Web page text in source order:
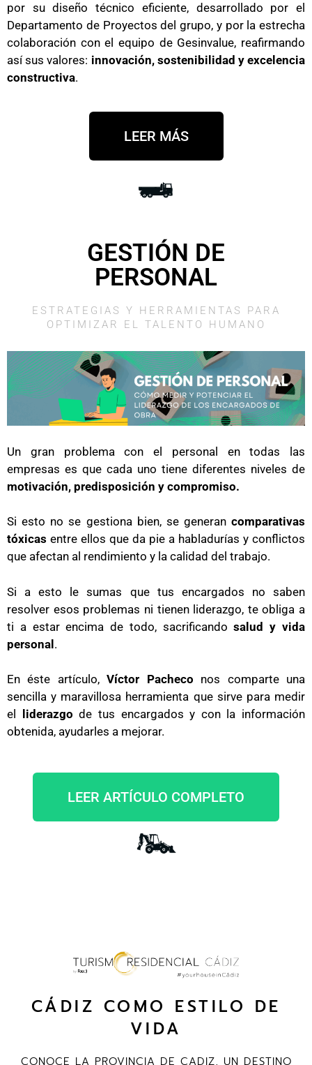
por su diseño técnico eficiente, desarrollado por el
Departamento de Proyectos del grupo, y por la estrecha
colaboración con el equipo de Gesinvalue, reafirmando
así sus valores: innovación, sostenibilidad y excelencia
constructiva.
LEER MÁS
GESTIÓN DE
PERSONAL
ESTRATEGIAS Y HERRAMIENTAS PARA
OPTIMIZAR EL TALENTO HUMANO
Un gran problema con el personal en todas las
empresas es que cada uno tiene diferentes niveles de
motivación, predisposición y compromiso.
Si esto no se gestiona bien, se generan comparativas
tóxicas entre ellos que da pie a habladurías y conflictos
que afectan al rendimiento y la calidad del trabajo.
Si a esto le sumas que tus encargados no saben
resolver esos problemas ni tienen liderazgo, te obliga a
ti a estar encima de todo, sacrificandosalud y vida
personal.
En éste artículo,Víctor Pacheco nos comparte una
sencilla y maravillosa herramienta que sirve para medir
el
liderazgo de tus encargados y con la información
obtenida, ayudarles a mejorar.
LEER ARTÍCULO COMPLETO
CÁDIZ COMO ESTILO DE
VIDA
CONOCE LA PROVINCIA DE CADIZ, UN DESTINO